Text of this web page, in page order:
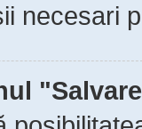
necesari